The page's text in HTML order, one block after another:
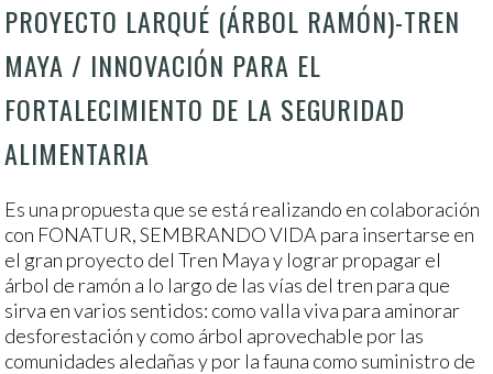
PROYECTO LARQUÉ (ÁRBOL RAMÓN)-TREN
MAYA / INNOVACIÓN PARA EL
FORTALECIMIENTO DE LA SEGURIDAD
ALIMENTARIA
Es una propuesta que se está realizando en colaboración
con FONATUR, SEMBRANDO VIDA para insertarse en
el gran proyecto del Tren Maya y lograr propagar el
árbol de ramón a lo largo de las vías del tren para que
sirva en varios sentidos: como valla viva para aminorar
desforestación y como árbol aprovechable por las
comunidades aledañas y por la fauna como suministro de